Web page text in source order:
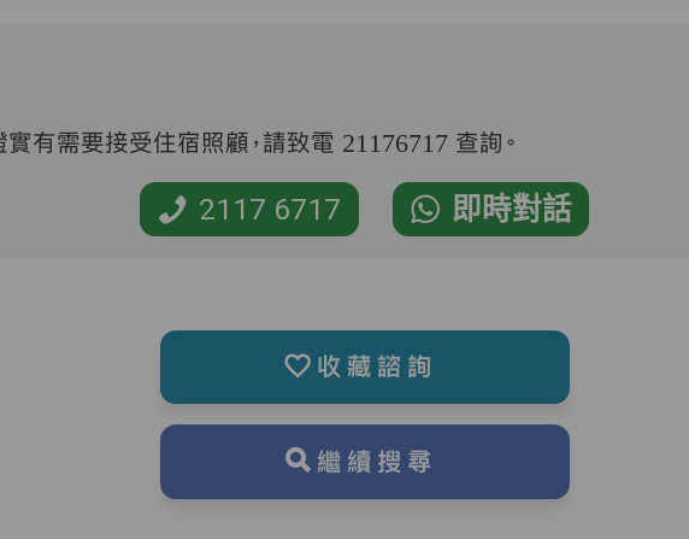
有需要接受住宿照顧，請致電 21176717 查詢。
2117 6717 即時對話
收藏諮詢
繼續搜尋